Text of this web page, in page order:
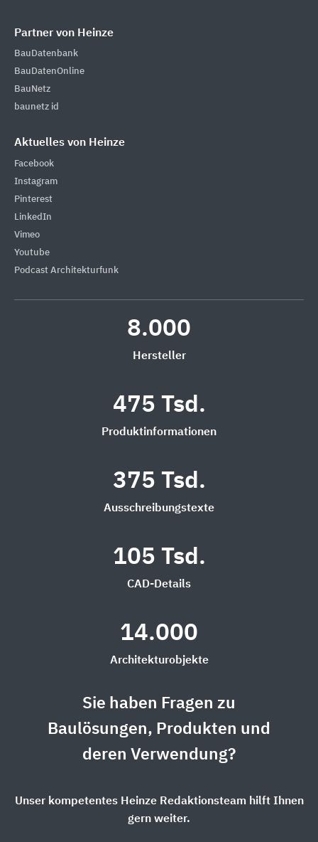
Partner von Heinze
BauDatenbank
BauDatenOnline
BauNetz
baunetz id
Aktuelles von Heinze
Facebook
Instagram
Pinterest
LinkedIn
Vimeo
Youtube
Podcast Architekturfunk
8.000
Hersteller
475 Tsd.
Produktinformationen
375 Tsd.
Ausschreibungstexte
105 Tsd.
CAD-Details
14.000
Architekturobjekte
Sie haben Fragen zu
Baulösungen, Produkten und
deren Verwendung?
Unser kompetentes Heinze Redaktionsteam hilft Ihnen
gern weiter.